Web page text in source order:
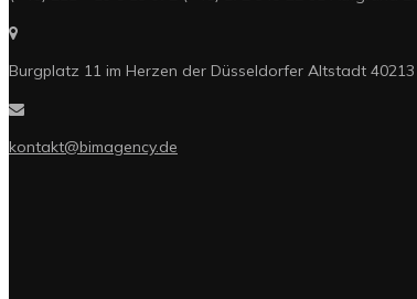
Burgplatz 11 im Herzen der Düsseldorfer Altstadt
kontakt@bimagency.de